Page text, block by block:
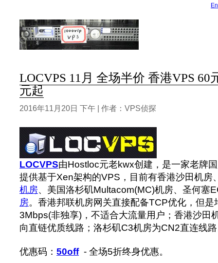
LOCVPS 11月 全场半价 香港VPS 60
元起
2016年11月20日 下午 | 作者：VPS侦探
LOCVPS由Hostloc元老kwx创建，是一家老牌
提供基于Xen架构的VPS，目前有香港沙田机房
机房、美国洛杉矶Multacom(MC)机房、圣何塞
房。香港邦联机房网关直接配备TCP优化，但是
3Mbps(非独享)，不适合大流量用户；香港沙田
向直链优质线路；洛杉矶C3机房为CN2直连线
优惠码： 50off- 全场5折终身优惠。